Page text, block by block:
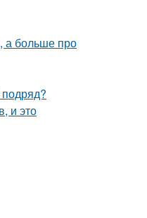
а больше про
и это